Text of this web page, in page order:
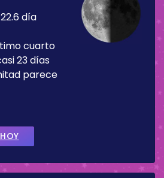
22.6 día
cuarto
23 días
parece